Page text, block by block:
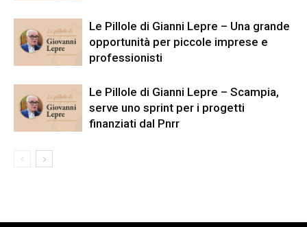
Le Pillole di Gianni Lepre – Una grande
opportunità per piccole imprese e
professionisti
Le Pillole di Gianni Lepre – Scampia,
serve uno sprint per i progetti
finanziati dal Pnrr